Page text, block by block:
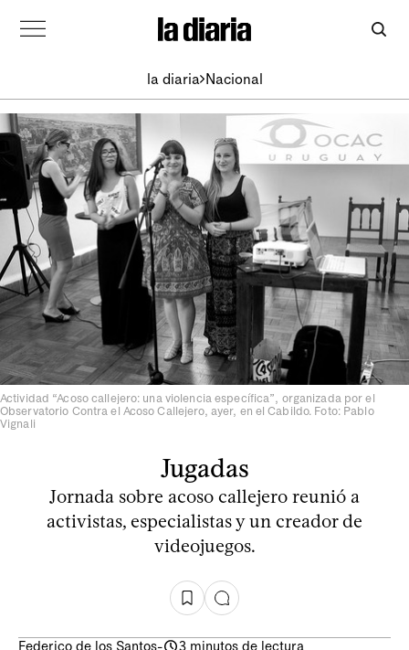
la diaria Nacional
Actividad “Acoso callejero: una violencia específica”, organizada por el
Observatorio Contra el Acoso Callejero, ayer, en el Cabildo. Foto: Pablo
Vignali
Jugadas
Jornada sobre acoso callejero reunió a
activistas, especialistas y un creador de
videojuegos.
Federico de los Santos-
3 minutos de lectura